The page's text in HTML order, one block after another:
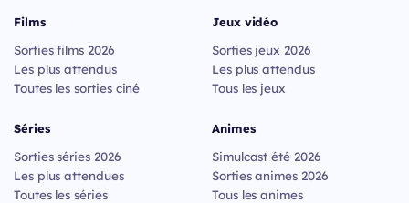
Films
Sorties films 2026
Les plus attendus
Toutes les sorties ciné
Séries
Sorties séries 2026
Les plus attendues
Toutes les séries
Jeux vidéo
Sorties jeux 2026
Les plus attendus
Tous les jeux
Animes
Simulcast été 2026
Sorties animes 2026
Tous les animes